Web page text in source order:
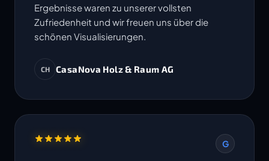
Ergebnisse waren zu unserer vollsten
Zufriedenheit und wir freuen uns über die
schönen Visualisierungen.
CH CasaNova Holz & Raum AG
G